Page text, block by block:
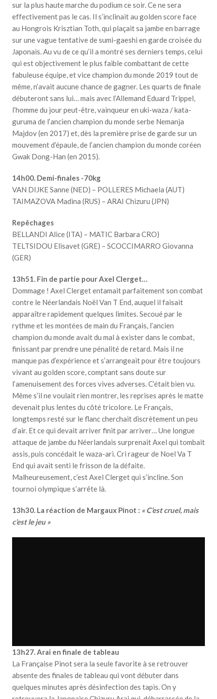
sur la plus haute marche du podium ce soir. Ce ne sera
effectivement pas le cas. Il s’inclinait au golden score face
au Hongrois Krisztian Toth, qui plaçait sa jambe en barrage
sur une vague tentative de sumi-gaeshi en garde croisée du
Japonais. Au vu de ce qu’il a montré ses derniers temps, celui
qui est objectivement le plus faible combattant de cette
fabuleuse équipe, et vice champion du monde 2019 tout de
même, n’avait aucune chance de gagner. Les quarts de finale
débuteront sans lui… mais avec l’Allemand Eduard Trippel,
l’homme du jour peut-être, vainqueur en uki-waza / kata-
guruma de l’ancien champion du monde serbe Nemanja
Majdov (en 2017) et, dès la première prise de garde sur un
mouvement d’épaule, de l’ancien champion du monde coréen
Gwak Dong-Han (en 2015).
14h00. Demi-finales -70kg
VAN DIJKE Sanne (NED) – POLLERES Michaela (AUT)
TAIMAZOVA Madina (RUS) – ARAI Chizuru (JPN)
Repêchages
BELLANDI Alice (ITA) – MATIC Barbara CRO)
TELTSIDOU Elisavet (GRE) – SCOCCIMARRO Giovanna
(GER)
13h51. Fin de partie pour Axel Clerget…
Dommage ! Axel Clerget entamait parfaitement son combat
contre le Néerlandais Noël Van T End, auquel il faisait
apparaître rapidement quelques limites. Secoué par le
rythme et les montées de main du Français, l’ancien
champion du monde avait du mal à exister dans le combat,
finissant par prendre une pénalité de retard. Mais il ne
manque pas d’expérience et s’arrangeait pour être toujours
vivant au golden score, comptant sans doute sur
l’amenuisement des forces vives adverses. C’était bien vu.
Même s’il ne voulait rien montrer, les reprises après le matte
devenait plus lentes du côté tricolore. Le Français,
longtemps resté sur le flanc cherchait discrètement un peu
d’air. Et ce qui devait arriver finit par arriver… Une longue
attaque de jambe du Néerlandais surprenait Axel qui tombait
assis, puis concédait le waza-ari. Cri rageur de Noel Va T
End qui avait senti le frisson de la défaite.
Malheureusement, c’est Axel Clerget qui s’incline. Son
tournoi olympique s’arrête là.
13h30. La réaction de Margaux Pinot : « C’est cruel, mais
c’est le jeu »
13h27. Arai en finale de tableau
La Française Pinot sera la seule favorite à se retrouver
absente des finales de tableau qui vont débuter dans
quelques minutes après désinfection des tapis. On y